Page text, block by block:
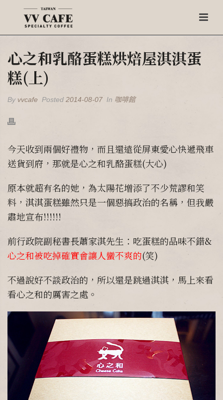
心之和乳酪蛋糕烘焙屋淇淇蛋
糕(上)
By vvcafe Posted 2014-08-07 In 咖啡館
今天收到兩個好禮物，而且還遠從屏東愛心快遞飛車
送貨到府，那就是心之和乳酪蛋糕(大心)
原本就超有名的她，為太陽花增添了不少荒謬和笑
料，淇淇蛋糕雖然只是一個惡搞政治的名稱，但我嚴
肅地宣布!!!!!!
前行政院副秘書長蕭家淇先生：吃蛋糕的品味不錯&
心之和被吃掉確實會讓人蠻不爽的(笑)
不過說好不談政治的，所以還是跳過淇淇，馬上來看
看心之和的厲害之處。